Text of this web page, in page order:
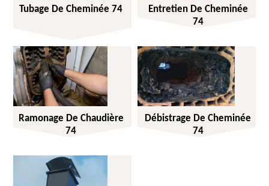
Tubage De Cheminée 74
Entretien De Cheminée
74
Ramonage De Chaudière
74
Débistrage De Cheminée
74